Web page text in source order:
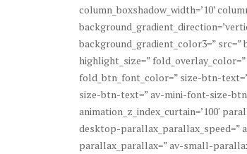
column_boxshadow_width=’10’
background_gradient_color3=”
highlight_size=”
fold_btn_font_color=” size-btn-
size-btn-text=” av-mini-font-size-
animation_z_index_curtain=’100′
desktop-parallax_parallax_speed=”
parallax_parallax=” av-small-